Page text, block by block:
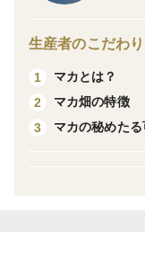
して長く用いられ
生産者のこだわり
1
マカとは？
2
マカ畑の特徴
3
マカの秘めた